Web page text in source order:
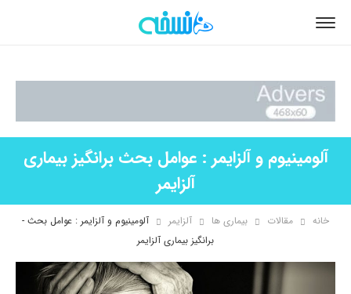
آلومینیوم و آلزایمر : عوامل بحث ­برانگیز بیماری
آلزایمر
خانه مقالات بیماری ها آلزایمر
آلومینیوم و آلزایمر : عوامل بحث ­
برانگیز بیماری آلزایمر